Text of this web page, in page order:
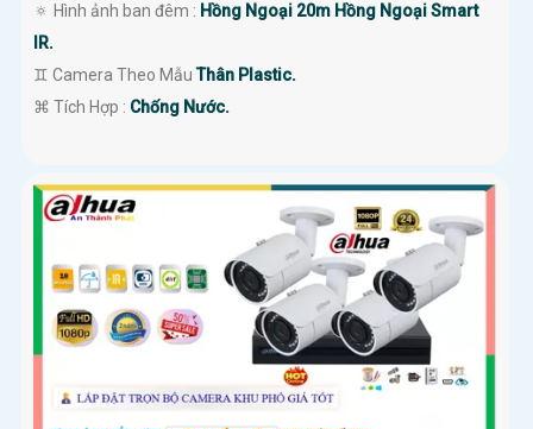
🔅 Hình ảnh ban đêm : Hồng Ngoại 20m Hồng Ngoại Smart
IR.
♊ Camera Theo MẫuThân Plastic.
️⌘ Tích Hợp : Chống Nước.